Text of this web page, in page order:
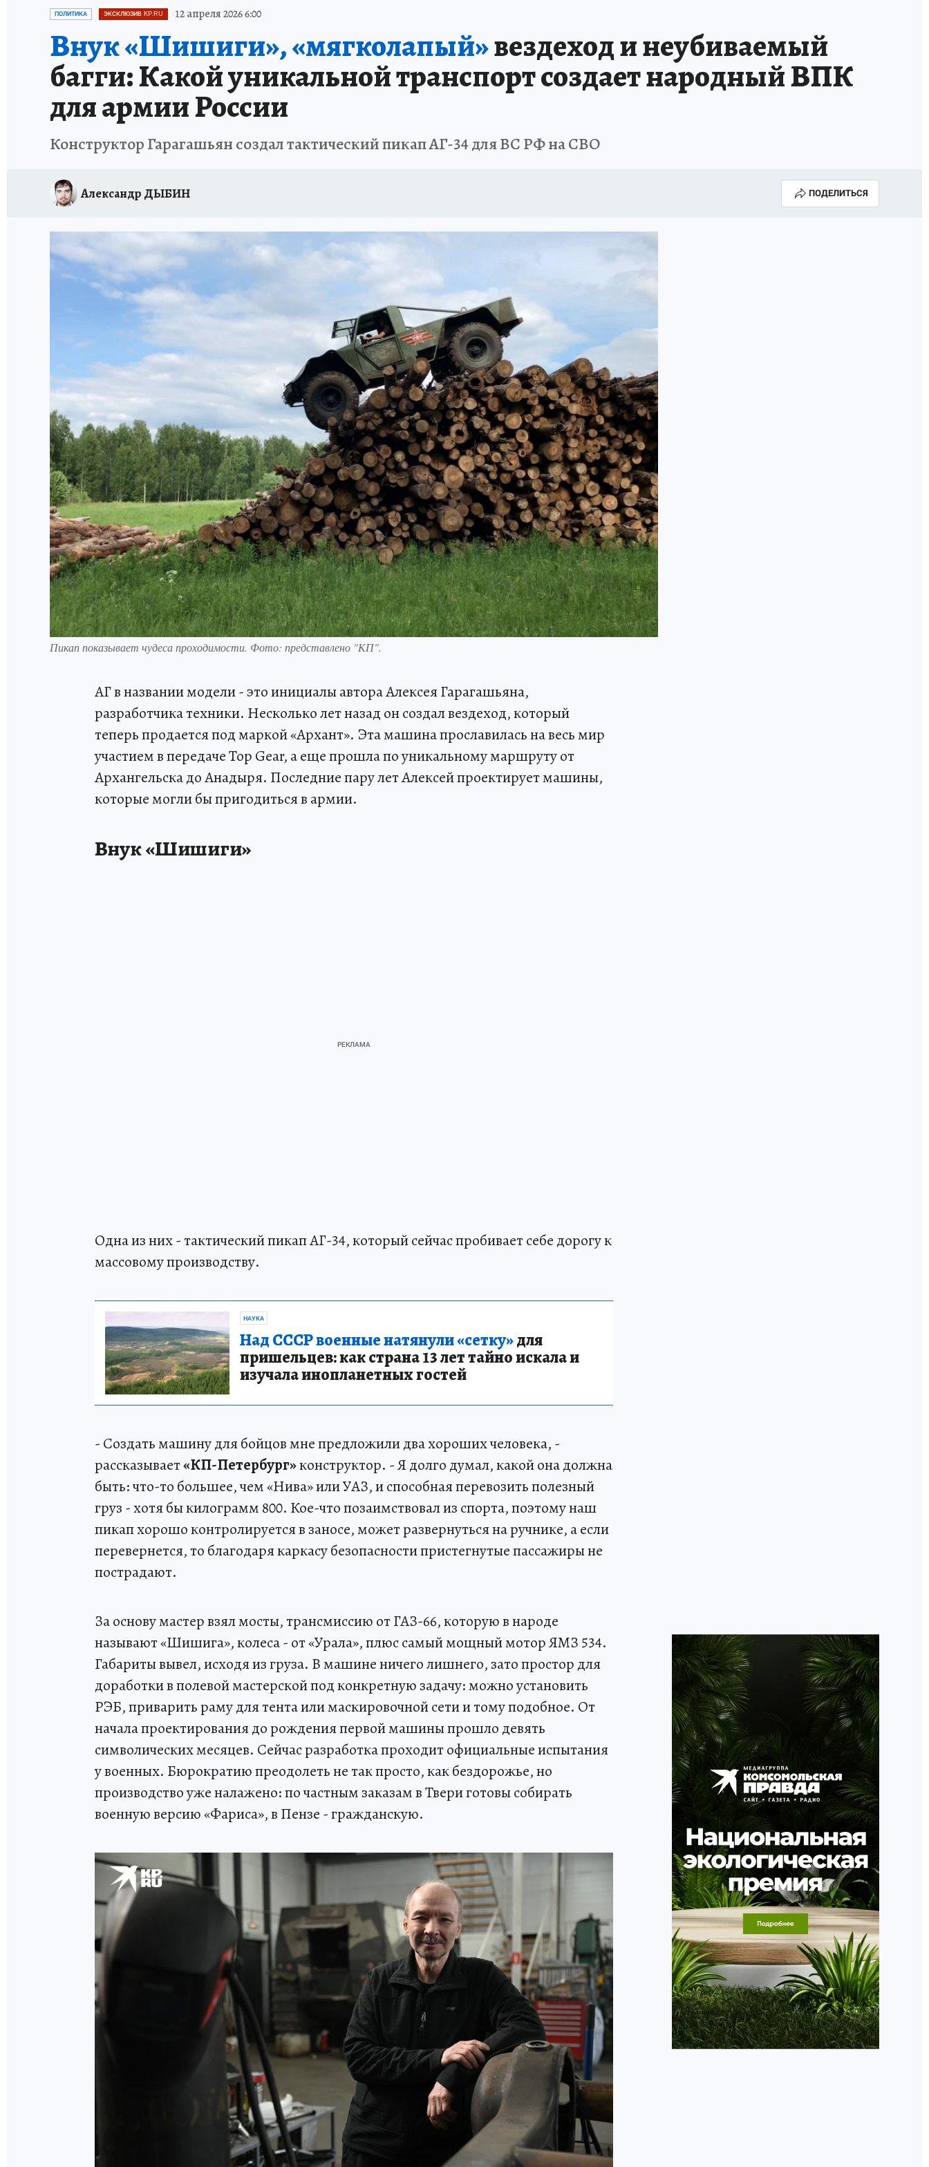
ПЕТЕРБУРГСКАЯ СТРОЙКА НЕИЗВЕСТНАЯ БЛОКАДА
ПОЛИТИКА ЭКСКЛЮЗИВ KP.RU 12 апреля 2026 6:00
Внук «Шишиги», «мягколапый»вездеход и неубиваемый
багги: Какой уникальной транспорт создает народный ВПК
для армии России
Конструктор Гарагашьян создал тактический пикап АГ-34 для ВС РФ на СВО
Александр ДЫБИН ПОДЕЛИТЬСЯ
Пикап показывает чудеса проходимости. Фото: представлено "КП".
АГ в названии модели - это инициалы автора Алексея Гарагашьяна,
разработчика техники. Несколько лет назад он создал вездеход, который
теперь продается под маркой «Архант». Эта машина прославилась на весь мир
участием в передаче Top Gear, а еще прошла по уникальному маршруту от
Архангельска до Анадыря. Последние пару лет Алексей проектирует машины,
которые могли бы пригодиться в армии.
Внук «Шишиги»
Одна из них - тактический пикап АГ-34, который сейчас пробивает себе дорогу к
массовому производству.
НАУКА
Над СССР военные натянули «сетку»для
пришельцев: как страна 13 лет тайно искала и
изучала инопланетных гостей
- Создать машину для бойцов мне предложили два хороших человека, -
рассказывает«КП-Петербург»конструктор. - Я долго думал, какой она должна
быть: что-то большее, чем «Нива» или УАЗ, и способная перевозить полезный
груз - хотя бы килограмм 800. Кое-что позаимствовал из спорта, поэтому наш
пикап хорошо контролируется в заносе, может развернуться на ручнике, а если
перевернется, то благодаря каркасу безопасности пристегнутые пассажиры не
пострадают.
За основу мастер взял мосты, трансмиссию от ГАЗ-66, которую в народе
называют «Шишига», колеса - от «Урала», плюс самый мощный мотор ЯМЗ 534.
Габариты вывел, исходя из груза. В машине ничего лишнего, зато простор для
доработки в полевой мастерской под конкретную задачу: можно установить
РЭБ, приварить раму для тента или маскировочной сети и тому подобное. От
начала проектирования до рождения первой машины прошло девять
символических месяцев. Сейчас разработка проходит официальные испытания
у военных. Бюрократию преодолеть не так просто, как бездорожье, но
производство уже налажено: по частным заказам в Твери готовы собирать
военную версию «Фариса», в Пензе - гражданскую.